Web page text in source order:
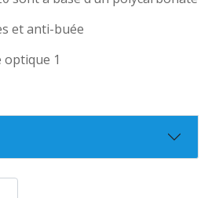
et anti-buée
optique 1